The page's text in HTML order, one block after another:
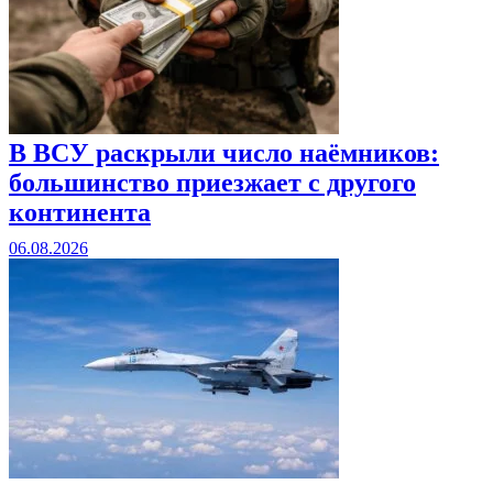
В ВСУ раскрыли число наёмников:
большинство приезжает с другого
континента
06.08.2026